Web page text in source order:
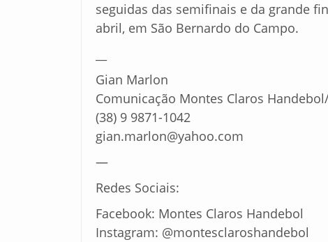
seguidas das semifinais e da grande
abril, em São Bernardo do Campo.
Gian Marlon
Comunicação Montes Claros Handebol/
(38) 9 9871-1042
gian.marlon@yahoo.com
—
Redes Sociais:
Facebook: Montes Claros Handebol
Instagram: @montesclaroshandebol